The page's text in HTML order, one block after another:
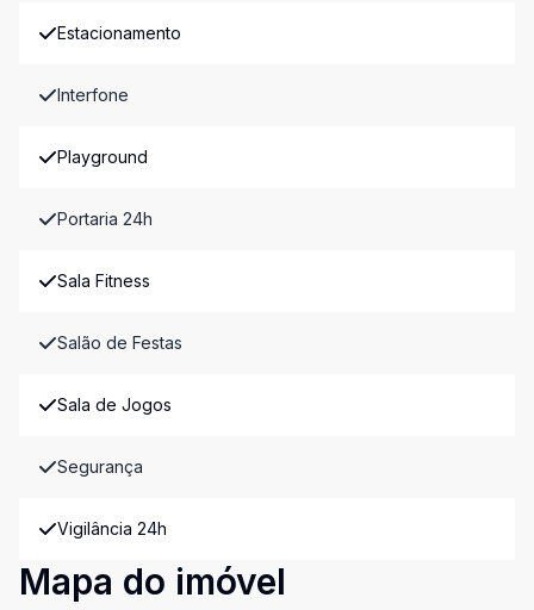
Estacionamento
Interfone
Playground
Portaria 24h
Sala Fitness
Salão de Festas
Sala de Jogos
Segurança
Vigilância 24h
Mapa do imóvel